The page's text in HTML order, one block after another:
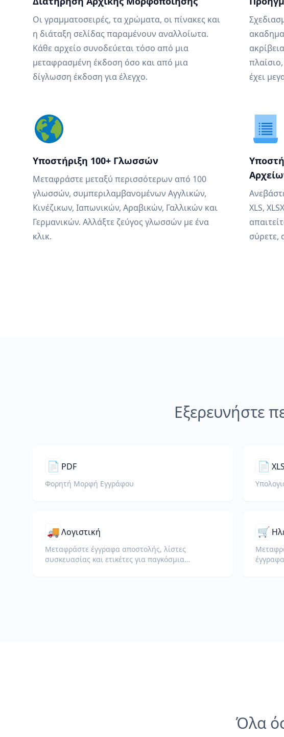
Οι γραμματοσειρές, τα χρώματα, οι πίνακες και
η διάταξη σελίδας παραμένουν αναλλοίωτα.
Κάθε αρχείο συνοδεύεται τόσο από μια
μεταφρασμένη έκδοση όσο και από μια
δίγλωσση έκδοση για έλεγχο.
έχει
Υποστήριξη 100+ Γλωσσών
Μεταφράστε μεταξύ περισσότερων από 100
γλωσσών, συμπεριλαμβανομένων Αγγλικών,
Κινέζικων, Ιαπωνικών, Αραβικών, Γαλλικών και
Γερμανικών. Αλλάξτε ζεύγος γλωσσών με ένα
κλικ.
XLS,
σύρετε,
Εξερευνήστε
📄 PDF
Φορητή Μορφή Εγγράφου
📄
🚚Λογιστική
Μεταφράστε έγγραφα αποστολής, λίστες
συσκευασίας και ετικέτες για παγκόσμια
🛒
Όλα